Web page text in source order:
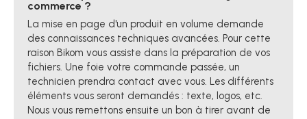
commerce ?
La mise en page d'un produit en volume demande
des connaissances techniques avancées. Pour cette
raison Bikom vous assiste dans la préparation de vos
fichiers. Une foie votre commande passée, un
technicien prendra contact avec vous. Les différents
éléments vous seront demandés : texte, logos, etc.
Nous vous remettons ensuite un bon à tirer avant de